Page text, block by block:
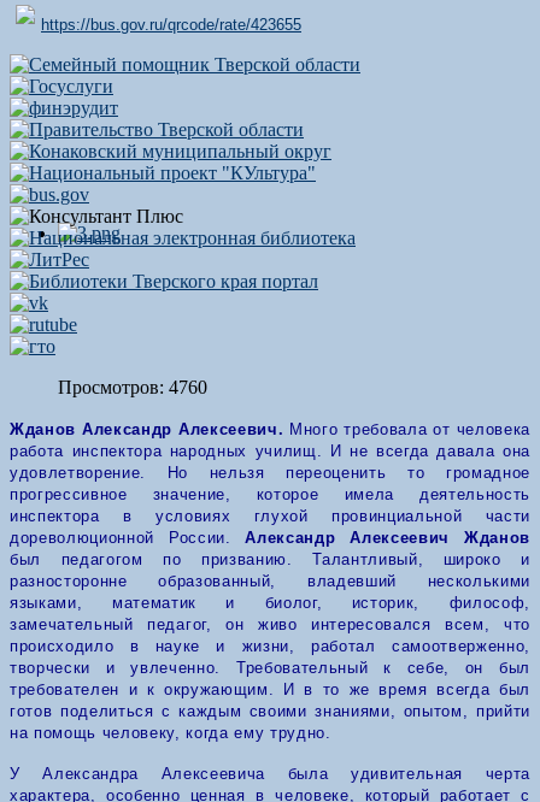
https://bus.gov.ru/qrcode/rate/423655
Просмотров: 4760
Жданов Александр Алексеевич. Много требовала от человека
работа инспектора народных училищ. И не всегда давала она
удовлетворение. Но нельзя переоценить то громадное
прогрессивное значение, которое имела деятельность
инспектора в условиях глухой провинциальной части
дореволюционной России.
Александр Алексеевич Жданов
был педагогом по призванию. Талантливый, широко и
разносторонне образованный, владевший несколькими
языками, математик и биолог, историк, философ,
замечательный педагог, он живо интересовался всем, что
происходило в науке и жизни, работал самоотверженно,
творчески и увлеченно. Требовательный к себе, он был
требователен и к окружающим. И в то же время всегда был
готов поделиться с каждым своими знаниями, опытом, прийти
на помощь человеку, когда ему трудно.
У Александра Алексеевича была удивительная черта
характера, особенно ценная в человеке, который работает с